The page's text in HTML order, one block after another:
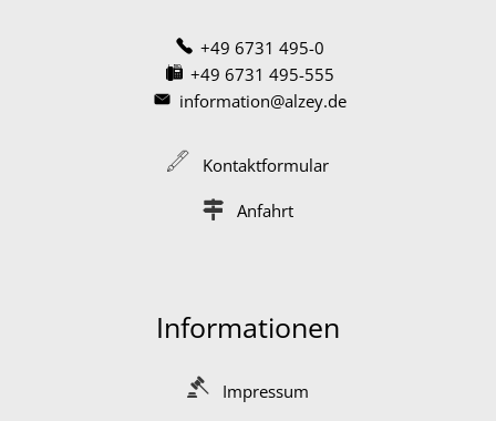
+49 6731 495-0
+49 6731 495-555
information@alzey.de
Kontaktformular
Anfahrt
Informationen
Impressum